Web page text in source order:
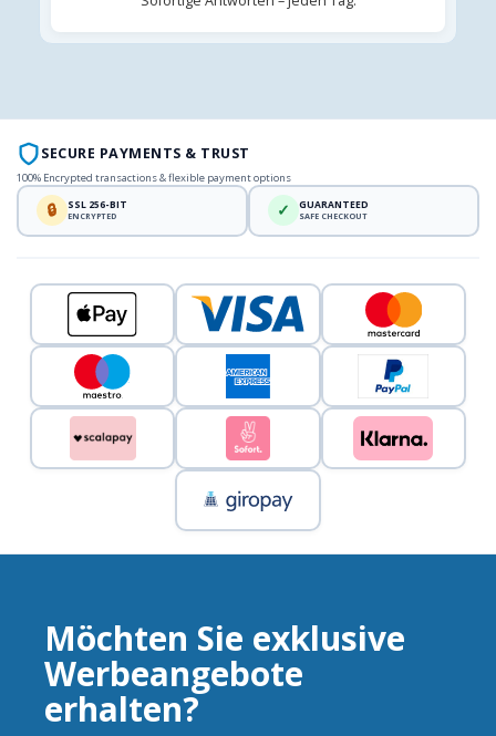
SECURE PAYMENTS & TRUST
100% Encrypted transactions & flexible payment options
🔒 SSL 256-BIT
ENCRYPTED ✓ GUARANTEED
SAFE CHECKOUT
Möchten Sie exklusive
Werbeangebote
erhalten?